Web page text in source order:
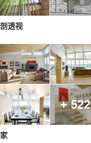
剖透视
+ 522
家